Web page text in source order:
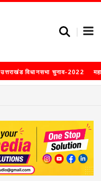
उत्तराखंड विधानसभा चुनाव-2022